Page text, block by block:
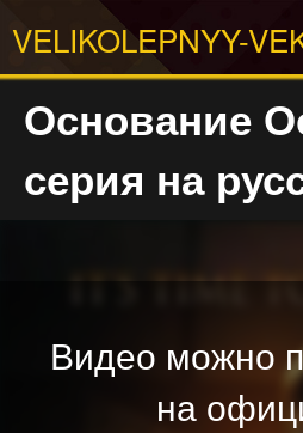
VELIKOLEPNYY-
Основание
серия на
Видео можно
на